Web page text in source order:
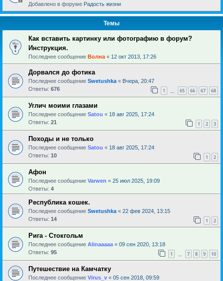
Добавлено в форуме Радость жизни
Темы
Как вставить картинку или фотографию в форум?
Инструкция.
Последнее сообщение Волна « 12 окт 2013, 17:26
Дорвался до фотика
Последнее сообщение Swetushka « Вчера, 20:47
Ответы: 676 1 65 66 67 68
Углич моими глазами
Последнее сообщение Satou « 18 авг 2025, 17:24
Ответы: 21 1 2 3
Походы и не только
Последнее сообщение Satou « 18 авг 2025, 17:24
Ответы: 10 1 2
Афон
Последнее сообщение Varwen « 25 июл 2025, 19:09
Ответы: 4
Республика кошек.
Последнее сообщение Swetushka « 22 фев 2024, 13:15
Ответы: 14 1 2
Рига - Стокгольм
Последнее сообщение Alinaaaaa « 09 сен 2020, 13:18
Ответы: 95 1 7 8 9 10
Путешествие на Камчатку
Последнее сообщение Virus_v « 05 сен 2018, 09:59